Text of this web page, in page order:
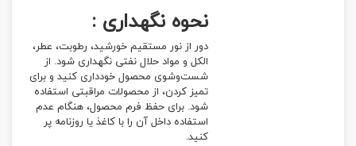
نحوه نگهداری :
دور از نور مستقیم خورشید، رطوبت، عطر،
الکل و مواد حلال نفتی نگهداری شود. از
شست‌وشوی محصول خودداری کنید و برای
تمیز کردن، از محصولات مراقبتی استفاده
شود. برای حفظ فرم محصول، هنگام عدم
استفاده داخل آن را با کاغذ یا روزنامه پر
کنید.